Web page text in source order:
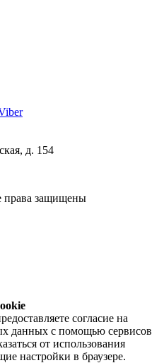
д. 154
права защищены
согласие на
данных с помощью сервисов
от использования
настройки в браузере.